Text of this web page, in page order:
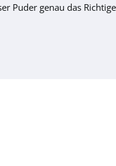
Puder genau das